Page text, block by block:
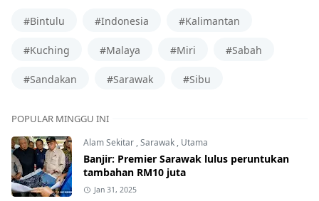
#Bintulu #Indonesia #Kalimantan
#Kuching #Malaya #Miri #Sabah
#Sandakan #Sarawak #Sibu
POPULAR MINGGU INI
Alam Sekitar,Sarawak, Utama
Banjir: Premier Sarawak lulus peruntukan
tambahan RM10 juta
Jan 31, 2025